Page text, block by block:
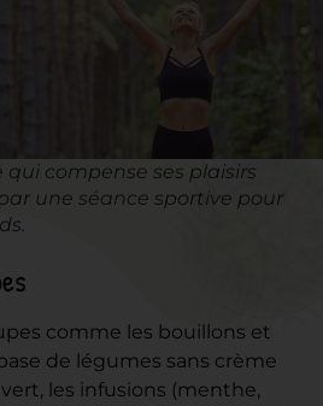
compense ses plaisirs
une séance sportive pour
comme les bouillons et
de légumes sans crème
les infusions (menthe,